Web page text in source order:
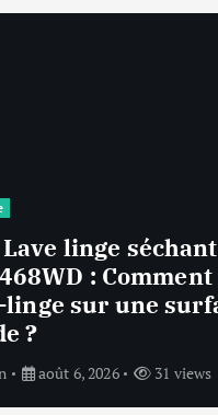
Lave Linge
Notice Lave linge
F94841WH : Que
affiche une erreur
Byadmin août 6, 2026